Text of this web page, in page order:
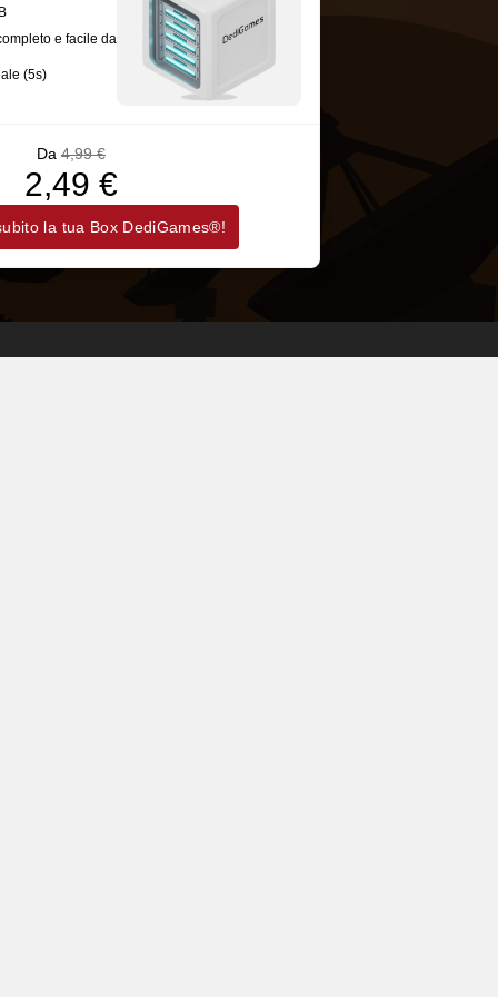
e facile da
(5s)
Da 4,99 €
2,49 €
la tua Box DediGames®!